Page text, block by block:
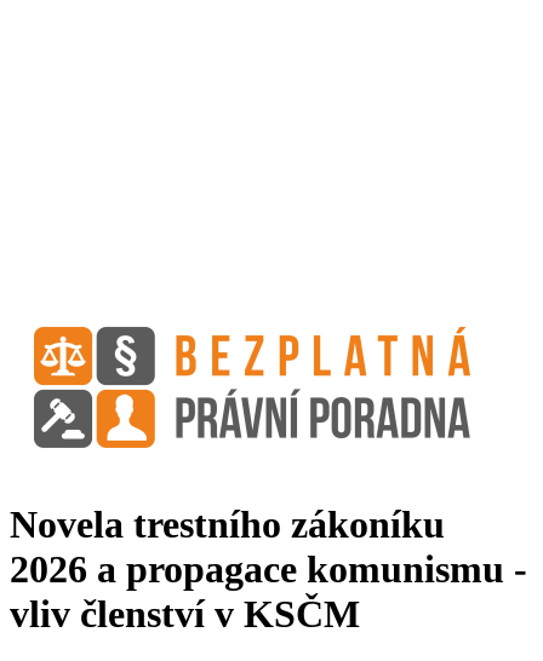
Novela trestního zákoníku
2026 a propagace komunismu -
vliv členství v KSČM